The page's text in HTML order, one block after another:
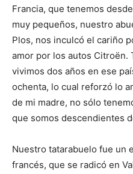
Francia, que tenemos
muy pequeños, nuestro
Plos, nos inculcó el cariño
amor por los autos Citroën.
vivimos dos años en ese
ochenta, lo cual reforzó lo
de mi madre, no sólo
que somos descendientes
Nuestro tatarabuelo fue un
francés, que se radicó en